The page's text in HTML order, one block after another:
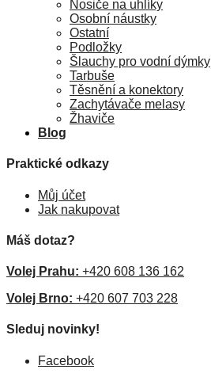
Nosiče na uhlíky
Osobní náustky
Ostatní
Podložky
Šlauchy pro vodní dýmky
Tarbuše
Těsnění a konektory
Zachytávače melasy
Žhaviče
Blog
Praktické odkazy
Můj účet
Jak nakupovat
Máš dotaz?
Volej Prahu: +420 608 136 162
Volej Brno: +420 607 703 228
Sleduj novinky!
Facebook